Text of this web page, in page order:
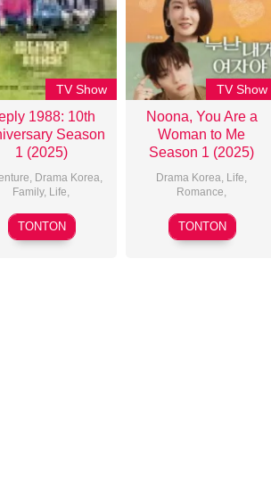
TV Show
1988: 10th
Season
1 (2025)
, Drama Korea,
Family, Life,
19
Dec
TONTON
TV Show
Noona, You Are a
Woman to Me
Season 1 (2025)
Drama Korea, Life,
Romance,
27
Oct
TONTON